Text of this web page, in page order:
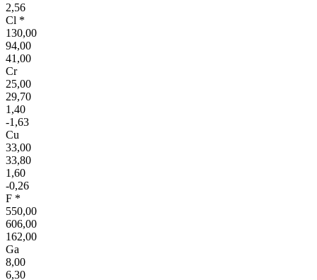
2,56
Cl *
130,00
94,00
41,00
Cr
25,00
29,70
1,40
-1,63
Cu
33,00
33,80
1,60
-0,26
F *
550,00
606,00
162,00
Ga
8,00
6,30